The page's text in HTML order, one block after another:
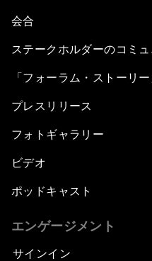
会合
ステークホルダーのコミュ
「フォーラム・ストーリー
プレスリリース
フォトギャラリー
ビデオ
ポッドキャスト
エンゲージメント
サインイン